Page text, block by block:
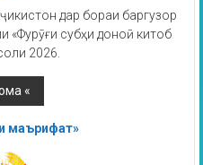
дар бораи баргузор
«Фурӯғи субҳи доноӣ китоб
2026.
маърифат»